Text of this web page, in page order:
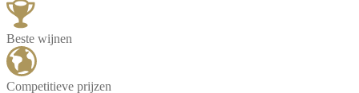
Beste wijnen
Competitieve prijzen